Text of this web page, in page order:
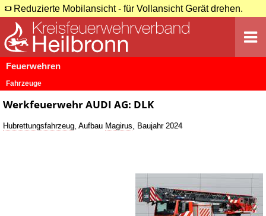
Reduzierte Mobilansicht - für Vollansicht Gerät drehen.
Feuerwehren
Fahrzeuge
Werkfeuerwehr AUDI AG: DLK
Hubrettungsfahrzeug , Aufbau Magirus , Baujahr 2024